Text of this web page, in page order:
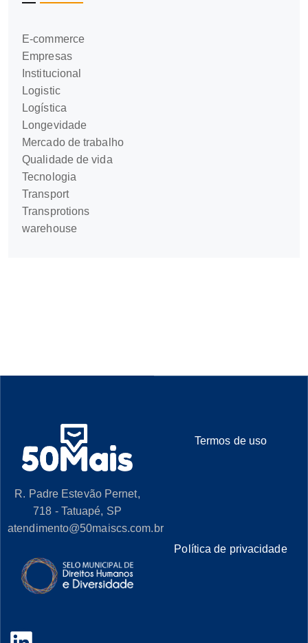
E-commerce
Empresas
Institucional
Logistic
Logística
Longevidade
Mercado de trabalho
Qualidade de vida
Tecnologia
Transport
Transprotions
warehouse
R. Padre Estevão Pernet,
718 - Tatuapé, SP
atendimento@50maiscs.com.br
Termos de uso
Política de privacidade